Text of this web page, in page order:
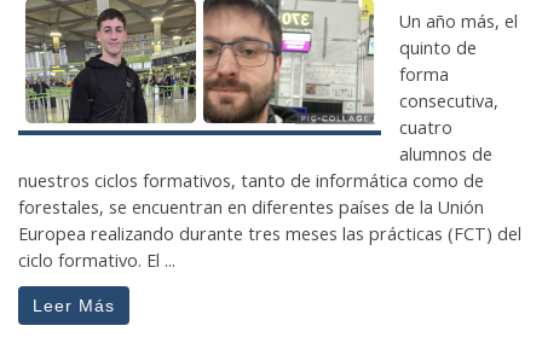
Un año más, el
quinto de
forma
consecutiva,
cuatro
alumnos de
nuestros ciclos formativos, tanto de informática como de
forestales, se encuentran en diferentes países de la Unión
Europea realizando durante tres meses las prácticas (FCT) del
ciclo formativo. El ...
Leer Más